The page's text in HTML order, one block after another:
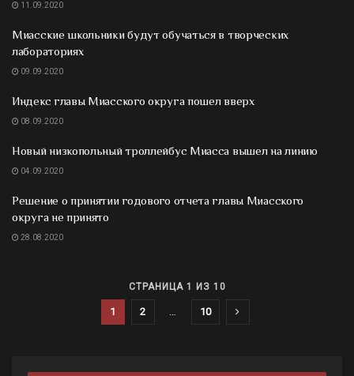
11.09.2020
Миасские школьники будут обучаться в творческих
лабораториях
09.09.2020
Индекс главы Миасского округа пошел вверх
08.09.2020
Новый низкопольный троллейбус Миасса вышел на линию
04.09.2020
Решение о принятии годового отчета главы Миасского
округа не принято
28.08.2020
СТРАНИЦА 1 ИЗ 10
1 2 … 10